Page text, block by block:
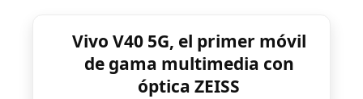
Vivo V40 5G, el primer móvil
de gama multimedia con
óptica ZEISS